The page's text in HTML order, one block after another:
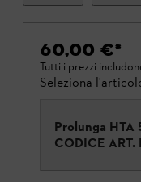
60,00 €*
Tutti i prezzi
Seleziona
Prolunga HTA
CODICE ART.